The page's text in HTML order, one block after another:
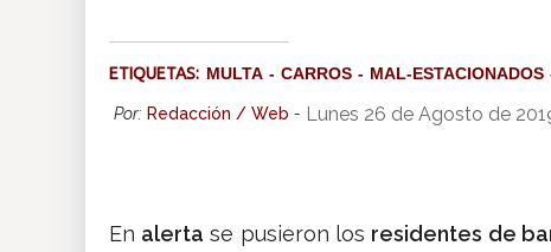
ETIQUETAS: MULTA CARROS MAL-ESTACIONADOS
Por: Redacción / Web - Lunes 26 de Agosto de
En alerta se pusieron los residentes de